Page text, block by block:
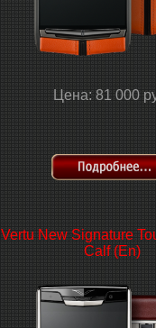
Цена: 81 000
Vertu New Signature
Calf (En)